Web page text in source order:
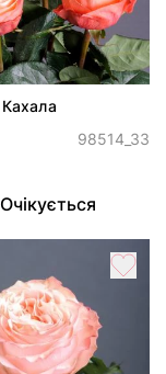
98514_33
Очікується